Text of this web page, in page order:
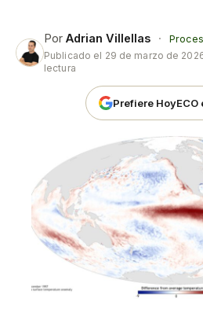
Por Adrian Villellas ·
Publicado el 29 de marzo de
lectura
Prefiere HoyECO